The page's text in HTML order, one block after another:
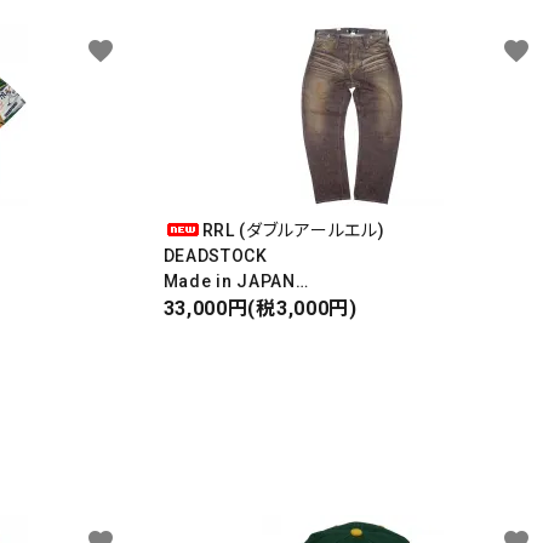
favorite
RRL (ダブルアールエル)
DEADSTOCK
Made in JAPAN
DAMAGE DENIM PANTS
33,000円(税3,000円)
favorite